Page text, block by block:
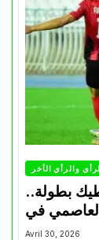
والرأي الأخر
بطولة..
العاصمي في
آخر السنوات
Avril 30, 2026